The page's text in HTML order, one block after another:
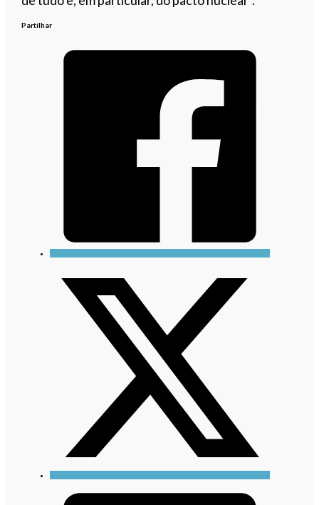
Partilhar